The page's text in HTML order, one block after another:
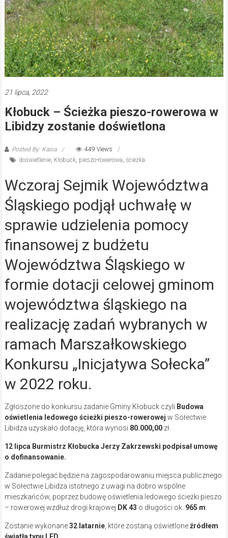
21 lipca, 2022
Kłobuck – Ścieżka pieszo-rowerowa w
Libidzy zostanie doświetlona
Posted By: Kasia
449 Views
doświetlenie, Kłobuck, pieszo-rowerowa, ścieżka
Wczoraj Sejmik Województwa
Śląskiego podjął uchwałę w
sprawie udzielenia pomocy
finansowej z budżetu
Województwa Śląskiego w
formie dotacji celowej gminom
województwa śląskiego na
realizację zadań wybranych w
ramach Marszałkowskiego
Konkursu „Inicjatywa Sołecka”
w 2022 roku.
Zgłoszone do konkursu zadanie Gminy Kłobuck czyli Budowa
oświetlenia ledowego ścieżki pieszo-rowerowej w Sołectwie
Libidza uzyskało dotację, która wynosi 80.000,00zł.
12 lipca Burmistrz Kłobucka Jerzy Zakrzewski podpisał umowę
o dofinansowanie.
Zadanie polegać będzie na zagospodarowaniu miejsca publicznego
w Sołectwie Libidza istotnego z uwagi na dobro wspólne
mieszkańców, poprzez budowę oświetlenia ledowego ścieżki pieszo
– rowerowej wzdłuż drogi krajowej DK 43 o długości ok. 965 m
Zostanie wykonane32 latarnie, które zostaną oświetloneźródłem